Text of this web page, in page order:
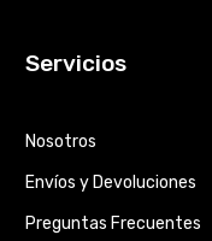
Servicios
Nosotros
Envíos y Devoluciones
Preguntas Frecuentes